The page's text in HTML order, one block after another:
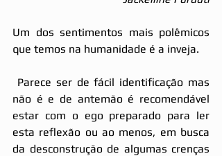
Um dos sentimentos mais polêmicos
que temos na humanidade é a inveja.
não é e de antemão é recomendável
estar com o ego preparado para ler
esta reflexão ou ao menos, em busca
da desconstrução de algumas crenças